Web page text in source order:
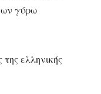
γύρω
ελληνικής